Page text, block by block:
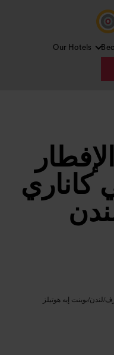
Our Hotels
كاناري
بوينت إيه هوتيلز/لندن/